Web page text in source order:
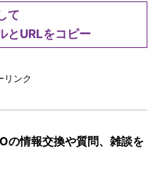
て
とURLをコピー
リンク
の情報交換や質問、雑談を